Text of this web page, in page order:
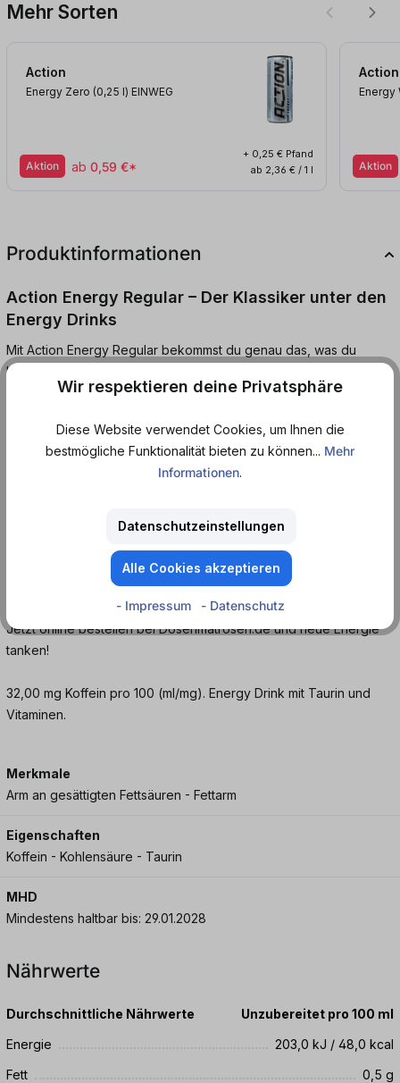
Mehr Sorten
Action
Energy Zero (0,25 l) EINWEG
Aktion ab 0,59 €*
+ 0,25 € Pfand
ab 2,36 € / 1 l
Action
Aktion
Produktinformationen
Action Energy Regular – Der Klassiker unter den
Energy Drinks
Mit Action Energy Regular bekommst du genau das, was du
brauchst, wenn deine Energie nachlässt: einen kräftigen Koffein-
Kick, kombiniert mit dem unverwechselbaren Geschmack
den extra Schub im Alltag – dieser Drink liefert dir zuverlässige
Power, wenn du sie brauchst.
„Gummibärchen-Note“ sorgt für vertrauten Genuss und macht
klassischen Energy Drink schätzen – ohne Schnickschnack, aber
mit voller Wirkung.
Jetzt online bestellen bei Dosenmatrosen.de und neue Energie
tanken!
32,00 mg Koffein pro 100 (ml/mg). Energy Drink mit Taurin und
Vitaminen.
Merkmale
Arm an gesättigten Fettsäuren - Fettarm
Eigenschaften
Koffein - Kohlensäure - Taurin
MHD
Mindestens haltbar bis: 29.01.2028
Nährwerte
Durchschnittliche Nährwerte
Unzubereitet pro 100 ml
Energie
203,0 kJ / 48,0 kcal
Fett
0,5 g
Wir respektieren deine Privatsphäre
Diese Website verwendet Cookies, um Ihnen die
bestmögliche Funktionalität bieten zu können... Mehr
Informationen.
Datenschutzeinstellungen
Alle Cookies akzeptieren
- Impressum - Datenschutz